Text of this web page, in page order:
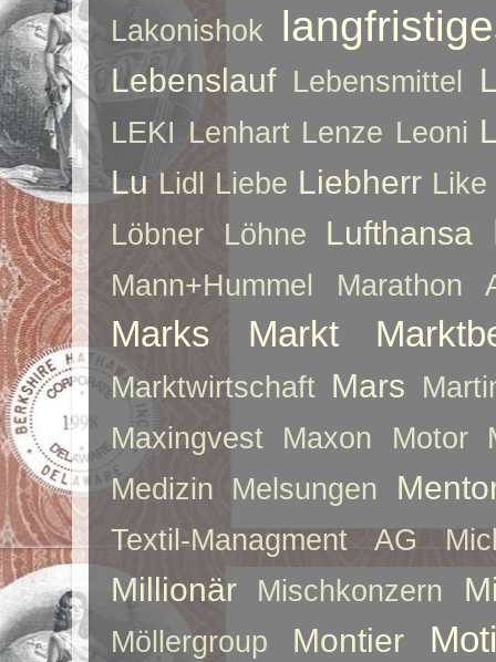
Lakonishok
Lebenslauf Lebensmittel
LEKI Lenhart Lenze Leoni
Lu Lidl Liebe Liebherr Like
Löbner
Löhne Lufthansa
Mann+Hummel Marathon
Marks Markt
Marktwirtschaft Mars
Maxingvest
Maxon Motor
Medizin
Melsungen
Textil-Managment AG
Millionär Mischkonzern
Möllergroup Montier